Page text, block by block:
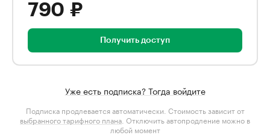
790 ₽
Получить доступ
Уже есть подписка? Тогда войдите
Подписка продлевается автоматически. Стоимость зависит от
выбранного тарифного плана . Отключить автопродление можно в
любой момент